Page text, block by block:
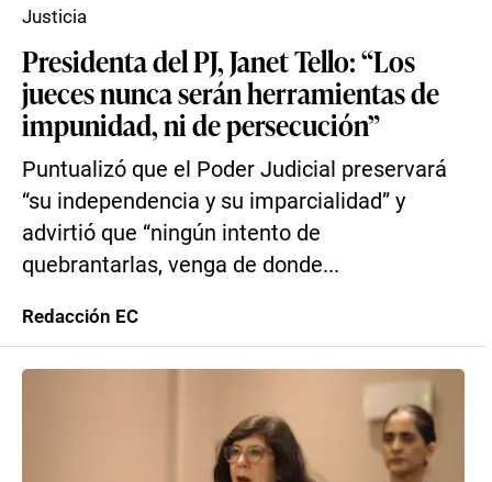
Presidenta del PJ, Janet Tello: “Los
jueces nunca serán herramientas de
impunidad, ni de persecución”
Puntualizó que el Poder Judicial preservará
“su independencia y su imparcialidad” y
advirtió que “ningún intento de
quebrantarlas, venga de donde...
Justicia
Redacción EC